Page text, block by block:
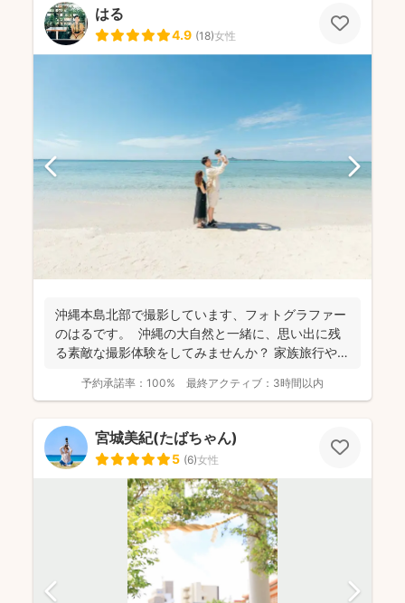
はる
4.9 (18)女性
沖縄本島北部で撮影しています、フォトグラファー
のはるです。 沖縄の大自然と一緒に、思い出に残
る素敵な撮影体験をしてみませんか？ 家族旅行や新
予約承諾率： 100% 最終アクティブ： 3時間以内
宮城美紀(たばちゃん)
5 (6)女性